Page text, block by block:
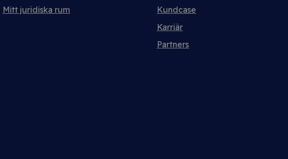
Mitt juridiska rum
Kundcase
Karriär
Partners